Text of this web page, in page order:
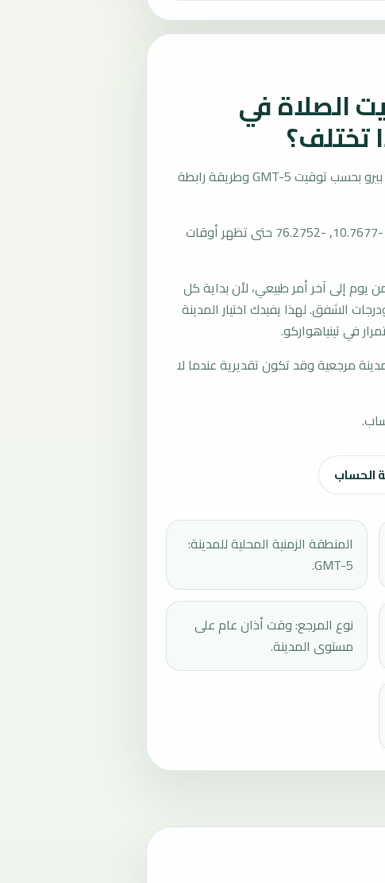
الصلاة في
تختلف؟
تُحسب مواقيت الصلاة في تينياهواركو، بيرو بحسب توقيت GMT-5 وطريقة رابطة
المرجع العام للمدينة يستخدم إحداثيات -10.7677, -76.2752 حتى تظهر أوقات
إلى آخر أمر طبيعي، لأن بداية كل
الشفق. لهذا يفيدك اختيار المدينة
في تينياهواركو.
مرجعية وقد تكون تقديرية عندما لا
الحساب
المنطقة الزمنية المحلية للمدينة:
GMT-5.
نوع المرجع: وقت أذان عام على
مستوى المدينة.